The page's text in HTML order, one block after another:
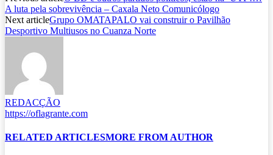
A luta pela sobrevivência – Caxala Neto Comunicólogo
Next articleGrupo OMATAPALO vai construir o Pavilhão
Desportivo Multiusos no Cuanza Norte
REDACÇÃO
https://oflagrante.com
RELATED ARTICLESMORE FROM AUTHOR